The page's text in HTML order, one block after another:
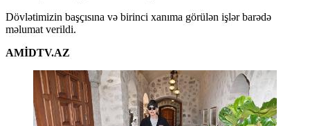
Dövlətimizin başçısına və birinci xanıma görülən işlər barədə
məlumat verildi.
AMİDTV.AZ